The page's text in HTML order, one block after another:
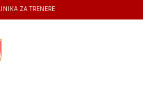
ZA TRENERE